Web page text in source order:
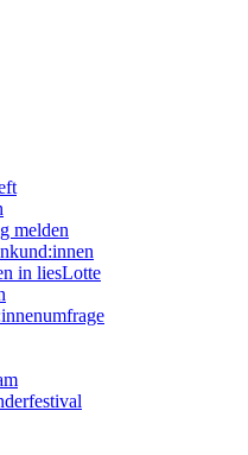
melden
in liesLotte